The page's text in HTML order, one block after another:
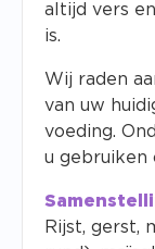
altijd vers
is.
Wij raden
van uw
voeding.
u gebruiken
Rijst, gerst,